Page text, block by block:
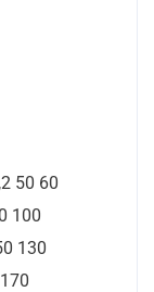
50 60
100
130